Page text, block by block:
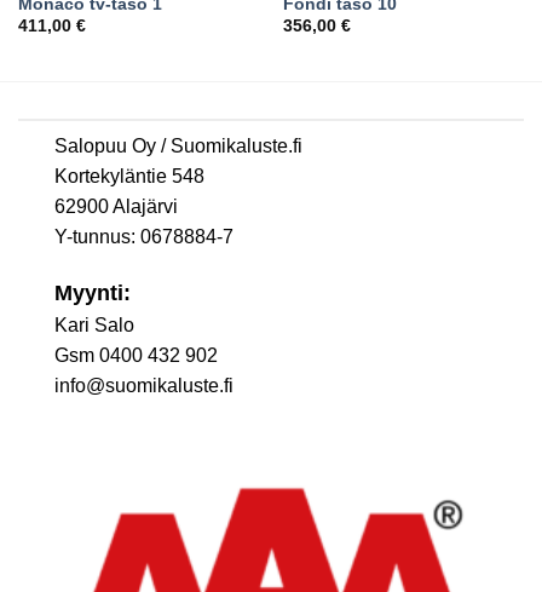
Monaco tv-taso 1
411,00 €
Fondi taso 10
356,00 €
Salopuu Oy / Suomikaluste.fi
Kortekyläntie 548
62900 Alajärvi
Y-tunnus: 0678884-7
Myynti:
Kari Salo
Gsm 0400 432 902
info@suomikaluste.fi